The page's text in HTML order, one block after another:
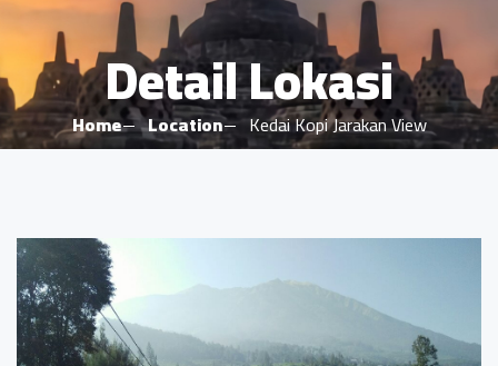
Detail Lokasi
Home Location Kedai Kopi Jarakan View